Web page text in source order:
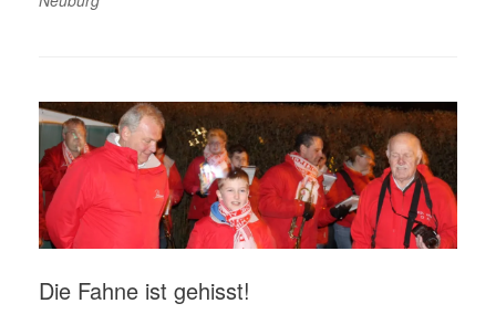
Die Fahne ist gehisst!